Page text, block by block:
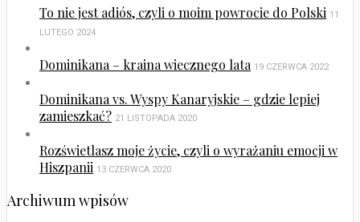
To nie jest adiós, czyli o moim powrocie do Polski 11
LUTEGO 2024
Dominikana – kraina wiecznego lata 19 CZERWCA 2022
Dominikana vs. Wyspy Kanaryjskie – gdzie lepiej
zamieszkać? 21 LISTOPADA 2020
Rozświetlasz moje życie, czyli o wyrażaniu emocji w
Hiszpanii 13 CZERWCA 2020
Archiwum wpisów